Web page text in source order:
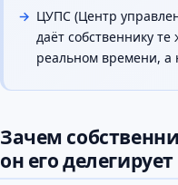
ЦУПС (Центр
даёт собственнику
реальном времени, а
Зачем
он его делегирует